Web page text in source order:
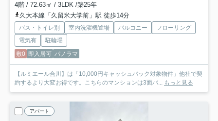
4階 / 72.63㎡ / 3LDK /築25年
久大本線「久留米大学前」駅 徒歩14分
バス・トイレ別 室内洗濯機置場 バルコニー
フローリング
電気有
駐輪場
敷0 即入居可 パノラマ
【ルミエール合川】は「10,000円キャッシュバック対象物件」他社で契
約するより大変お得です。こちらのマンションは3面バ... もっと見る
アパート